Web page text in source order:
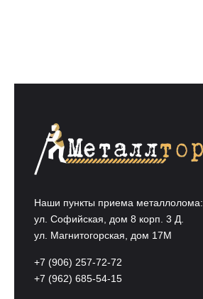
Наши пункты приема металлолома:
ул. Софийская, дом 8 корп. 3 Д.
ул. Магнитогорская, дом 17М
+7 (906) 257-72-72
+7 (962) 685-54-15